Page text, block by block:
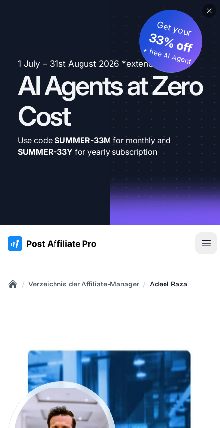
1 July – 31st August 2026 *extended
AI Agents at Zero
Cost
Get your
33% off
+ free AI Agent
Use code SUMMER-33M for monthly and
SUMMER-33Y for yearly subscription
:site.title
/ Verzeichnis der Affiliate-Manager / Adeel Raza